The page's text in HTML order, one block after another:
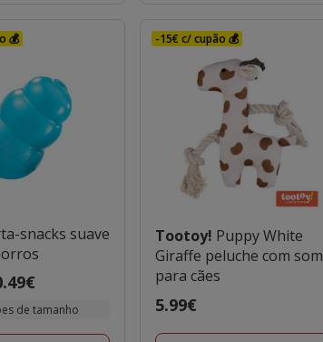
💰
snacks suave
de tamanho
-15€ c/ cupão 💰
Tootoy! Puppy White
Giraffe peluche com som
para cães
Preço
5.99€